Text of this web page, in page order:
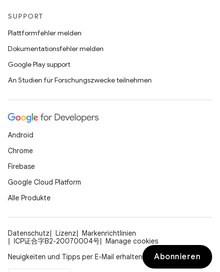
SUPPORT
Plattformfehler melden
Dokumentationsfehler melden
Google Play support
An Studien für Forschungszwecke teilnehmen
Android
Chrome
Firebase
Google Cloud Platform
Alle Produkte
Datenschutz Lizenz
Markenrichtlinien
ICP证合字B2-20070004号
Manage cookies
Neuigkeiten und Tipps per E-Mail erhalten
Abonnieren